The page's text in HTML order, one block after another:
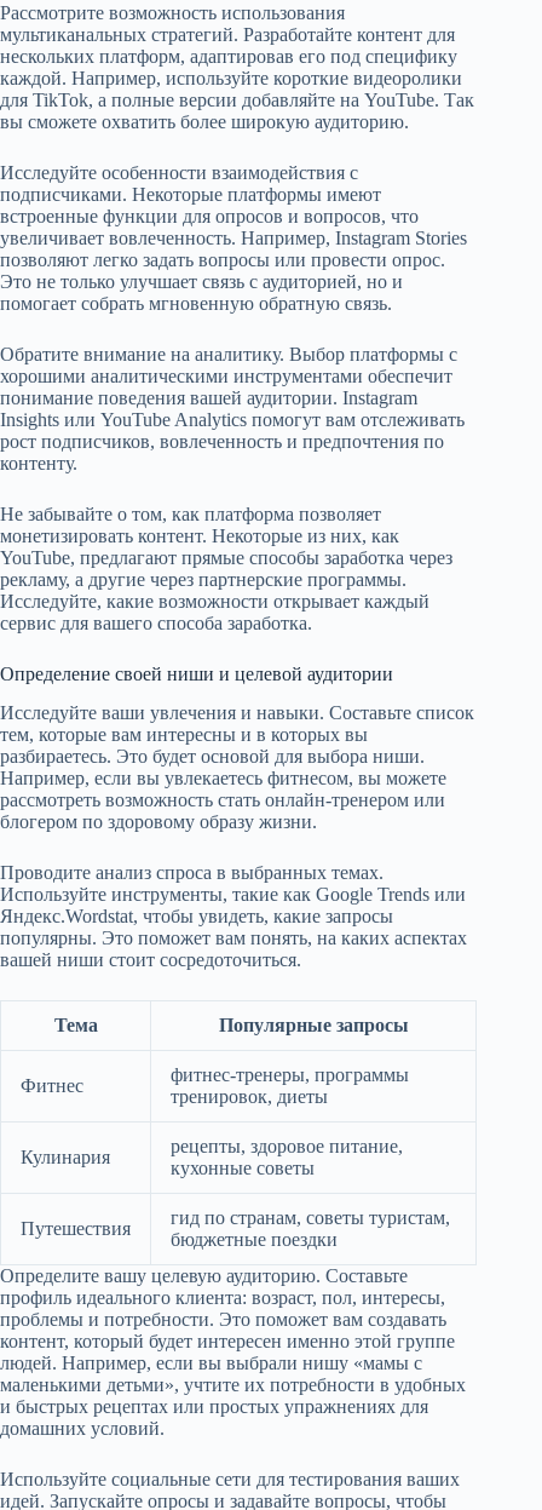
Рассмотрите возможность использования
мультиканальных стратегий. Разработайте контент для
нескольких платформ, адаптировав его под специфику
каждой. Например, используйте короткие видеоролики
для TikTok, а полные версии добавляйте на YouTube. Так
вы сможете охватить более широкую аудиторию.
Исследуйте особенности взаимодействия с
подписчиками. Некоторые платформы имеют
встроенные функции для опросов и вопросов, что
увеличивает вовлеченность. Например, Instagram Stories
позволяют легко задать вопросы или провести опрос.
Это не только улучшает связь с аудиторией, но и
помогает собрать мгновенную обратную связь.
Обратите внимание на аналитику. Выбор платформы с
хорошими аналитическими инструментами обеспечит
понимание поведения вашей аудитории. Instagram
Insights или YouTube Analytics помогут вам отслеживать
рост подписчиков, вовлеченность и предпочтения по
контенту.
Не забывайте о том, как платформа позволяет
монетизировать контент. Некоторые из них, как
YouTube, предлагают прямые способы заработка через
рекламу, а другие через партнерские программы.
Исследуйте, какие возможности открывает каждый
сервис для вашего способа заработка.
Определение своей ниши и целевой аудитории
Исследуйте ваши увлечения и навыки. Составьте список
тем, которые вам интересны и в которых вы
разбираетесь. Это будет основой для выбора ниши.
Например, если вы увлекаетесь фитнесом, вы можете
рассмотреть возможность стать онлайн-тренером или
блогером по здоровому образу жизни.
Проводите анализ спроса в выбранных темах.
Используйте инструменты, такие как Google Trends или
Яндекс.Wordstat, чтобы увидеть, какие запросы
популярны. Это поможет вам понять, на каких аспектах
вашей ниши стоит сосредоточиться.
Тема Популярные запросы
Фитнес
фитнес-тренеры, программы
тренировок, диеты
Кулинария
рецепты, здоровое питание,
кухонные советы
Путешествия
гид по странам, советы туристам,
бюджетные поездки
Определите вашу целевую аудиторию. Составьте
профиль идеального клиента: возраст, пол, интересы,
проблемы и потребности. Это поможет вам создавать
контент, который будет интересен именно этой группе
людей. Например, если вы выбрали нишу «мамы с
маленькими детьми», учтите их потребности в удобных
и быстрых рецептах или простых упражнениях для
домашних условий.
Используйте социальные сети для тестирования ваших
идей. Запускайте опросы и задавайте вопросы, чтобы